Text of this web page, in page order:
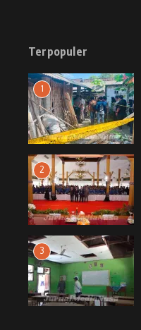
Terpopuler
1
2
3